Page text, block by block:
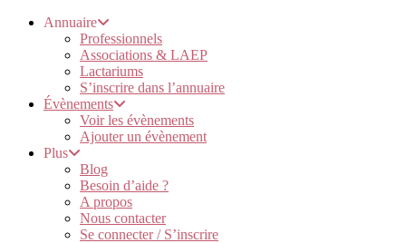
Annuaire
Professionnels
Associations & LAEP
Lactariums
S’inscrire dans l’annuaire
Évènements
Voir les évènements
Ajouter un évènement
Plus
Blog
Besoin d’aide ?
A propos
Nous contacter
Se connecter / S’inscrire